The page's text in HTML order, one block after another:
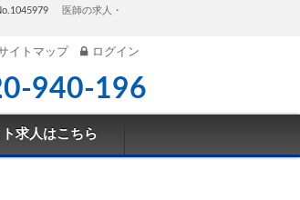
医師の求人・
940-196
イトマップ ログイン
求人はこちら